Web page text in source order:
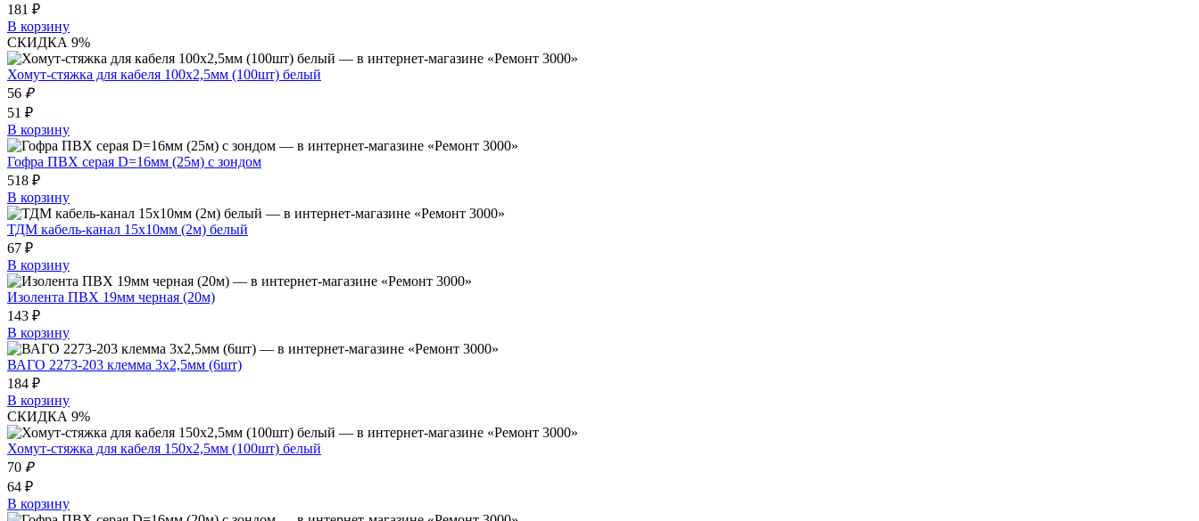
181 ₽
В корзину
СКИДКА 9%
Хомут-стяжка для кабеля 100х2,5мм (100шт) белый
56 ₽
51 ₽
В корзину
Гофра ПВХ серая D=16мм (25м) с зондом
518 ₽
В корзину
ТДМ кабель-канал 15х10мм (2м) белый
67 ₽
В корзину
Изолента ПВХ 19мм черная (20м)
143 ₽
В корзину
ВАГО 2273-203 клемма 3х2,5мм (6шт)
184 ₽
В корзину
СКИДКА 9%
Хомут-стяжка для кабеля 150х2,5мм (100шт) белый
70 ₽
64 ₽
В корзину